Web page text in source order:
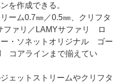
を作成できる。
ーム0.7㎜／0.5㎜、クリフタ
ファリ／LAMYサファリ ロ
・ソネットオリジナル ゴー
コアラインまで揃えてい
ェットストリームやクリフタ